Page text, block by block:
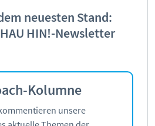
neuesten Stand:
HIN!-Newsletter
Kolumne
unsere